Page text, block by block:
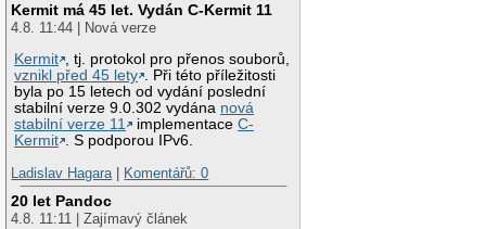
Kermit má 45 let. Vydán C-Kermit 11
4.8. 11:44 | Nová verze
Kermit , tj. protokol pro přenos souborů,
vznikl před 45 lety . Při této příležitosti
byla po 15 letech od vydání poslední
stabilní verze 9.0.302 vydána nová
stabilní verze 11
implementaceC-
Kermit . S podporou IPv6.
Ladislav Hagara | Komentářů: 0
20 let Pandoc
4.8. 11:11 | Zajímavý článek